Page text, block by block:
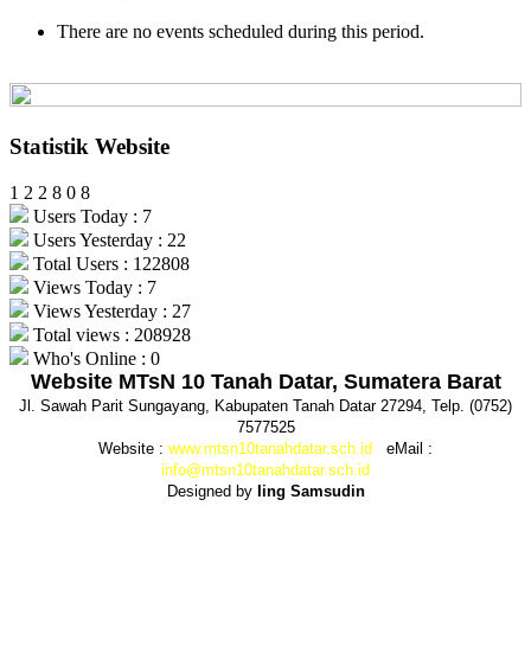
There are no events scheduled during this period.
Statistik Website
1 2 2 8 0 8
Users Today : 7
Users Yesterday : 22
Total Users : 122808
Views Today : 7
Views Yesterday : 27
Total views : 208928
Who's Online : 0
Website MTsN 10 Tanah Datar, Sumatera Barat
Jl. Sawah Parit Sungayang, Kabupaten Tanah Datar 27294, Telp. (0752)
7577525
Website : www.mtsn10tanahdatar.sch.id eMail :
info@mtsn10tanahdatar.sch.id
Designed by Iing Samsudin